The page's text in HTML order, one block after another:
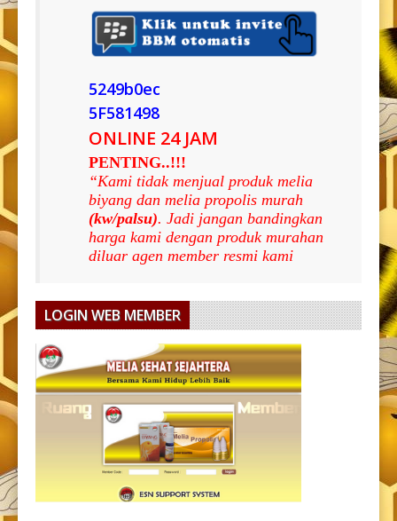
5249b0ec
5F581498
ONLINE 24 JAM
PENTING..!!!
“Kami tidak menjual produk melia
biyang dan melia propolis murah
(kw/palsu). Jadi jangan bandingkan
harga kami dengan produk murahan
diluar agen member resmi kami
LOGIN WEB MEMBER